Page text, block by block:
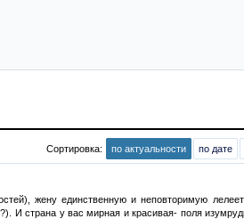
Сортировка: по актуальности по дате
жену единственную и неповторимую
И страна у вас мирная и красивая- поля